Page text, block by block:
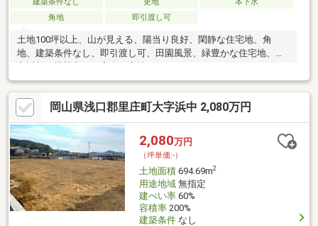
建築条件なし 更地
本下水
角地
即引渡し可
土地100坪以上、山が見える、陽当り良好、閑静な住宅地、角
地、建築条件なし、即引渡し可、田園風景、緑豊かな住宅地、都
岡山県浅口郡里庄町大字浜中 2,080万円
2,080万円
（坪単価:-）
土地面積694.69m2
用途地域無指定
建ぺい率60%
容積率200%
建築条件なし